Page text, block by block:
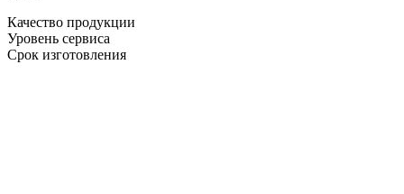
Качество продукции
Уровень сервиса
Срок изготовления